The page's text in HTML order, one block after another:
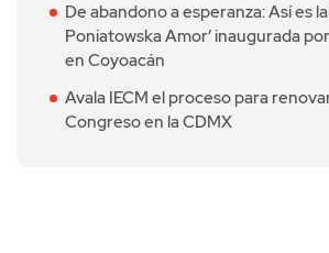
De abandono a esperanza: Así es
Poniatowska Amor’ inaugurada
en Coyoacán
Avala IECM el proceso para
Congreso en la CDMX